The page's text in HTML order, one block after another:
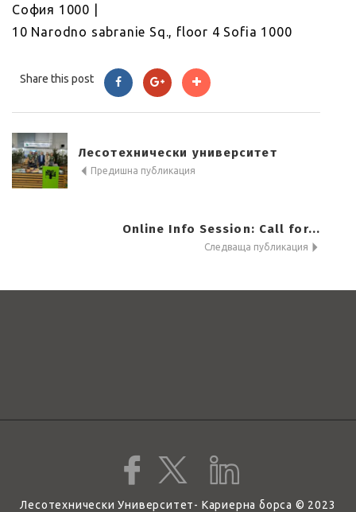
София 1000 |
10 Narodno sabranie Sq., floor 4 Sofia 1000
Share this post
Лесотехнически университет
Предишна публикация
Online Info Session: Call for...
Следваща публикация
Лесотехнически Университет- Кариерна борса © 2023